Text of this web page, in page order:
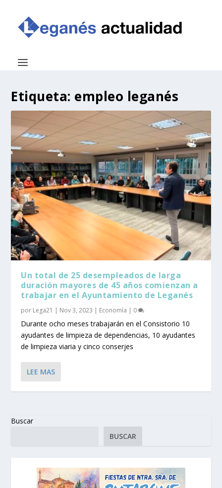
Etiqueta: empleo leganés
Un total de 25 desempleados de larga
duración mayores de 45 años comienzan a
trabajar en el Ayuntamiento de Leganés
por Lega21 | Nov 3, 2023 | Economía | 0
Durante ocho meses trabajarán en el Consistorio 10
ayudantes de limpieza de dependencias, 10 ayudantes
de limpieza viaria y cinco conserjes
LEE MAS
Buscar
BUSCAR